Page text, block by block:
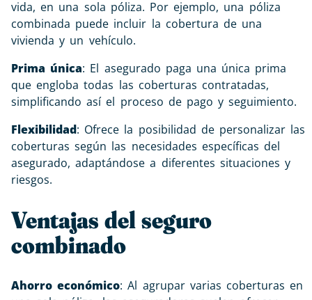
vida, en una sola póliza. Por ejemplo, una póliza
combinada puede incluir la cobertura de una
vivienda y un vehículo.
Prima única: El asegurado paga una única prima
que engloba todas las coberturas contratadas,
simplificando así el proceso de pago y seguimiento.
Flexibilidad: Ofrece la posibilidad de personalizar las
coberturas según las necesidades específicas del
asegurado, adaptándose a diferentes situaciones y
riesgos.
Ventajas del seguro
combinado
Ahorro económico: Al agrupar varias coberturas en